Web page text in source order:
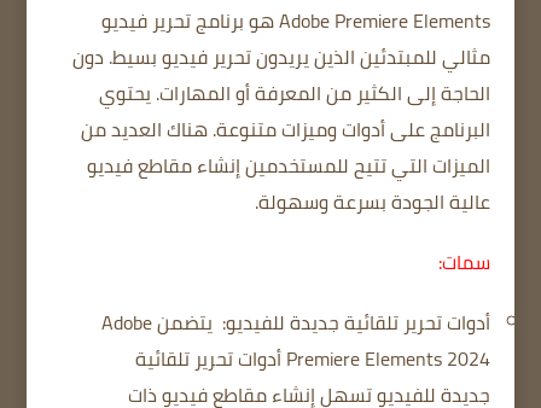
Adobe Premiere Elements هو برنامج تحرير فيديو
مثالي للمبتدئين الذين يريدون تحرير فيديو بسيط. دون
الحاجة إلى الكثير من المعرفة أو المهارات. يحتوي
البرنامج على أدوات وميزات متنوعة.هناك العديد من
الميزات التي تتيح للمستخدمين إنشاء مقاطع فيديو
عالية الجودة بسرعة وسهولة.
سمات:
أدوات تحرير تلقائية جديدة للفيديو:
يتضمن Adobe
Premiere Elements 2024 أدوات تحرير تلقائية
جديدة للفيديو تسهل إنشاء مقاطع فيديو ذات